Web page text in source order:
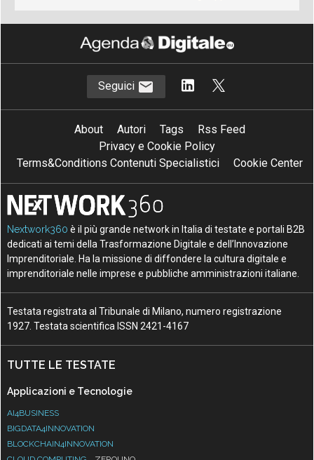
Seguici
About Autori Tags
Rss Feed
Privacy e Cookie Policy
Terms&Conditions Contenuti Specialistici
Cookie Center
Nextwork360 è il più grande network in Italia di testate e portali B2B
dedicati ai temi della Trasformazione Digitale e dell’Innovazione
Imprenditoriale. Ha la missione di diffondere la cultura digitale e
imprenditoriale nelle imprese e pubbliche amministrazioni italiane.
Testata registrata al Tribunale di Milano, numero registrazione
1927. Testata scientifica ISSN 2421-4167
TUTTE LE TESTATE
Applicazioni e Tecnologie
AI4BUSINESS
BIGDATA4INNOVATION
BLOCKCHAIN4INNOVATION